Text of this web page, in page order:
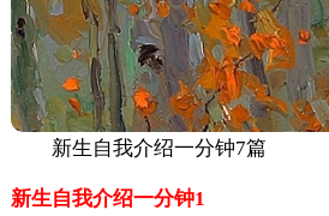
新生自我介绍一分钟7篇
新生自我介绍一分钟1